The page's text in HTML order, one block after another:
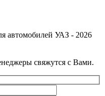
автомобилей УАЗ - 2026
свяжутся с Вами.